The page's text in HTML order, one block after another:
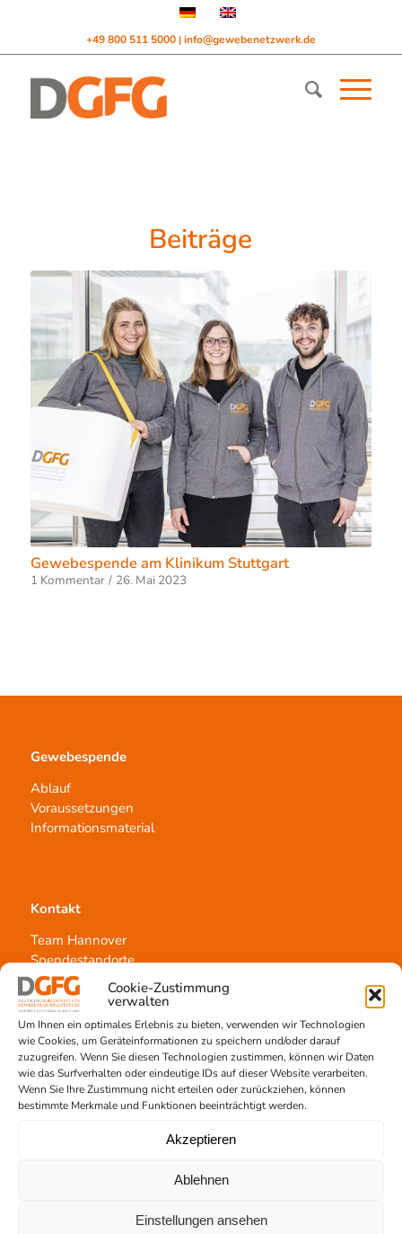
Cookie-Zustimmung
verwalten
Um Ihnen ein optimales Erlebnis zu bieten, verwenden wir Technologien
wie Cookies, um Geräteinformationen zu speichern und/oder darauf
zuzugreifen. Wenn Sie diesen Technologien zustimmen, können wir Daten
wie das Surfverhalten oder eindeutige IDs auf dieser Website verarbeiten.
Wenn Sie Ihre Zustimmung nicht erteilen oder zurückziehen, können
bestimmte Merkmale und Funktionen beeinträchtigt werden.
Akzeptieren
Ablehnen
Einstellungen ansehen
+49 800 511 5000 | info@gewebenetzwerk.de
Beiträge
Gewebespende am Klinikum Stuttgart
1 Kommentar / 26. Mai 2023
Gewebespende
Ablauf
Voraussetzungen
Informationsmaterial
Kontakt
Team Hannover
Spendestandorte
Vermittlungsstelle
Gewebetransplantation
Transplantatvermittlung